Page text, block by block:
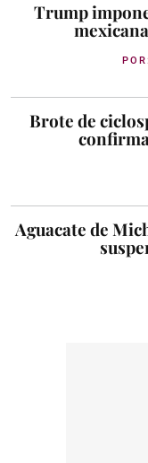
Trump
Brote de
Aguacate de